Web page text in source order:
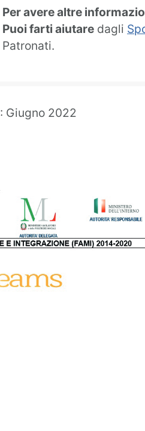
Per avere altre
Puoi farti aiutare dagli
Patronati.
: Giugno 2022